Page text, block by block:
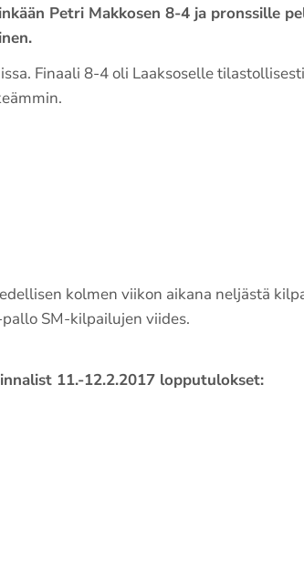
Petri Makkosen 8-4 ja pronssille
Finaali 8-4 oli Laaksoselle
kolmen viikon aikana neljästä
SM-kilpailujen viides.
11.-12.2.2017 lopputulokset: